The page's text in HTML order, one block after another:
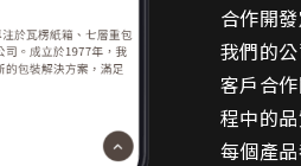
合作開
我們的
客戶合
程中的
每個產